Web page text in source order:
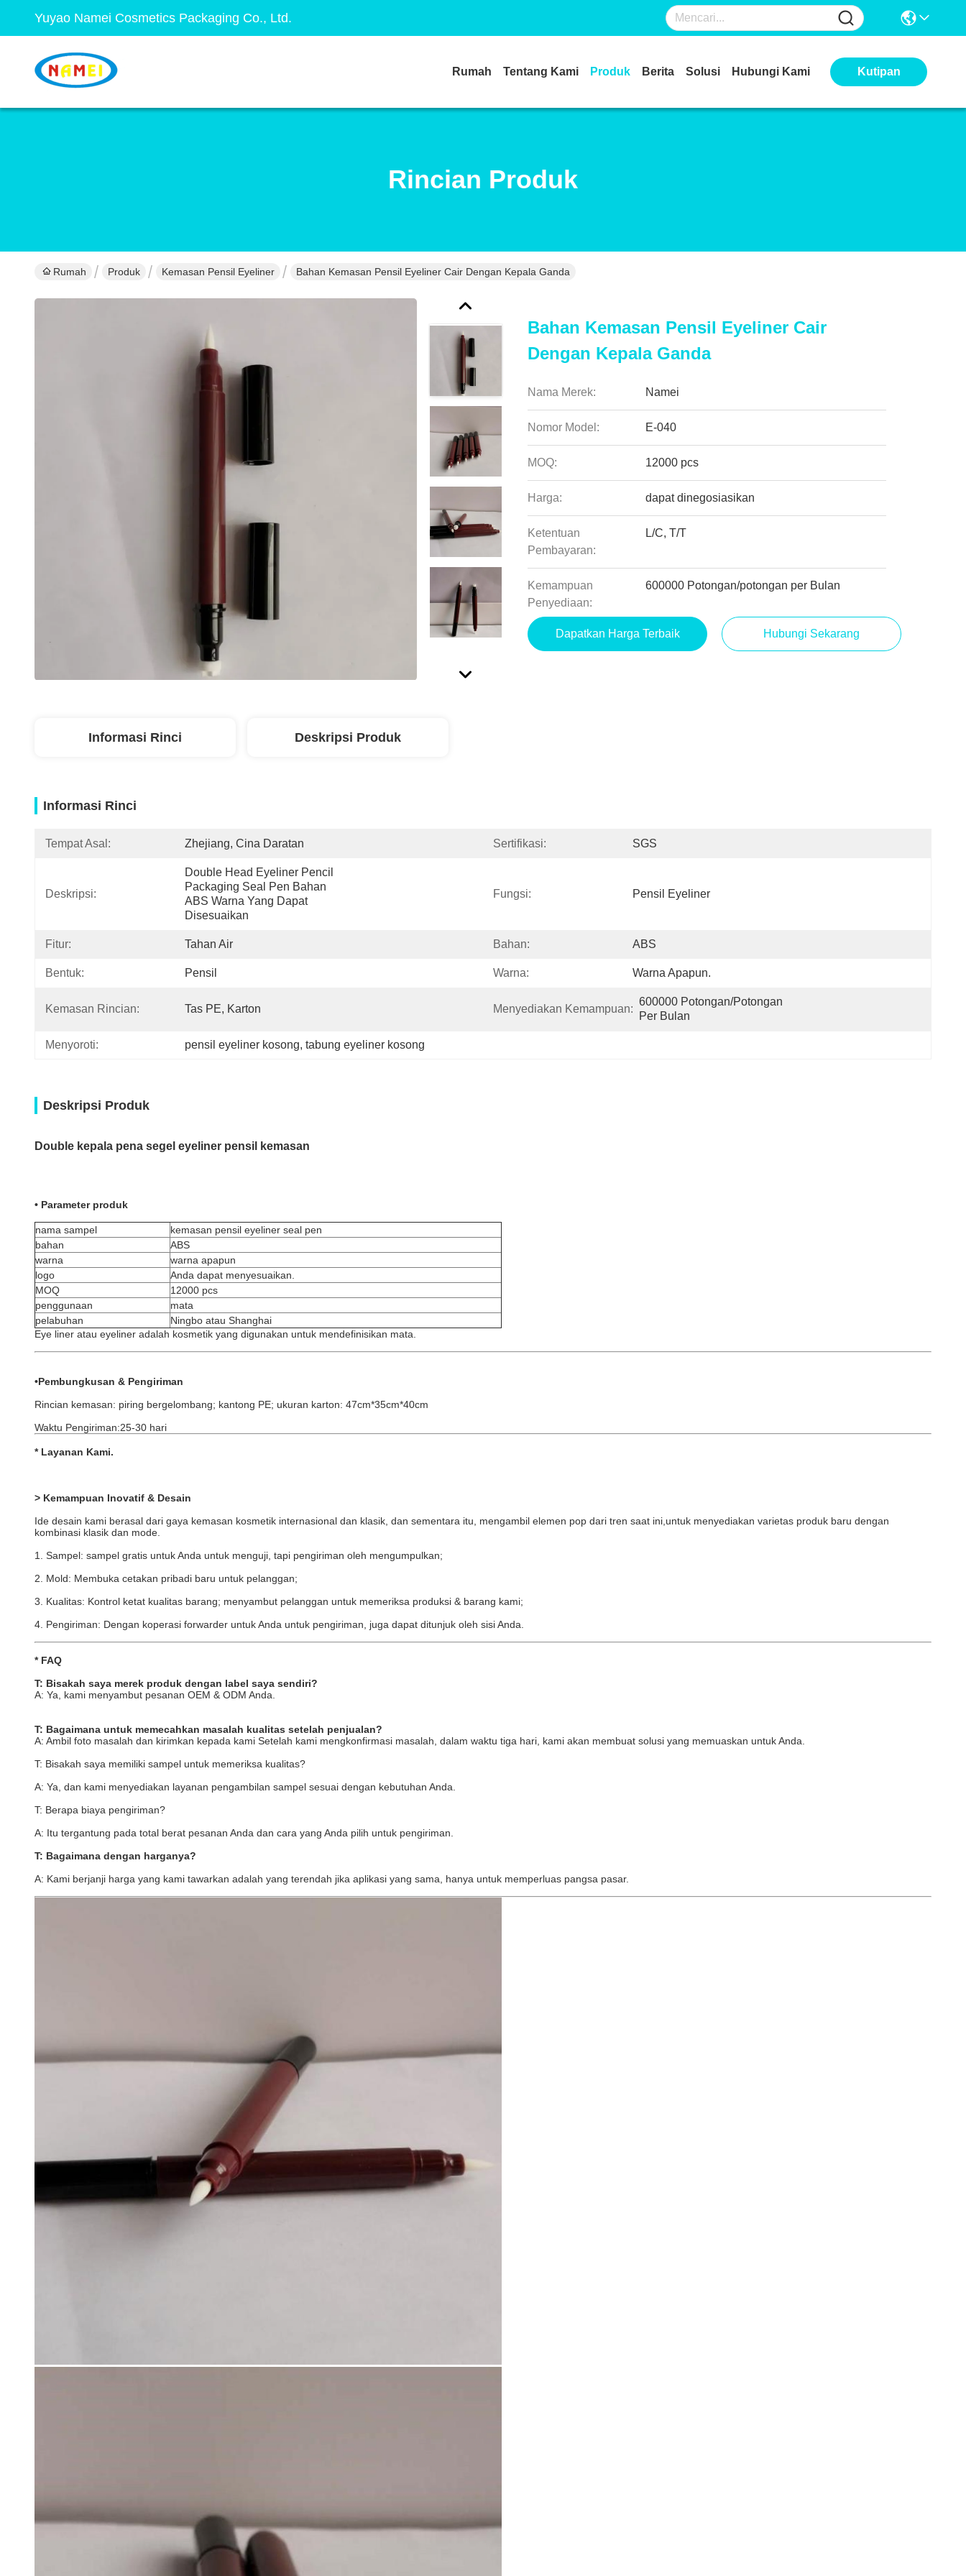
Yuyao Namei Cosmetics Packaging Co., Ltd.
Rumah Tentang Kami Produk Berita Solusi Hubungi Kami Kutipan
Rincian Produk
Rumah Produk Kemasan Pensil Eyeliner Bahan Kemasan Pensil Eyeliner Cair Dengan Kepala Ganda
Bahan Kemasan Pensil Eyeliner Cair
Dengan Kepala Ganda
Nama Merek: Namei
Nomor Model: E-040
MOQ: 12000 pcs
Harga: dapat dinegosiasikan
Ketentuan
Pembayaran:
L/C, T/T
Kemampuan
Penyediaan:
600000 Potongan/potongan per Bulan
Dapatkan Harga Terbaik Hubungi Sekarang
Informasi Rinci Deskripsi Produk
Informasi Rinci
Tempat Asal: Zhejiang, Cina Daratan Sertifikasi: SGS
Deskripsi:
Double Head Eyeliner Pencil
Packaging Seal Pen Bahan
ABS Warna Yang Dapat
Disesuaikan
Fungsi: Pensil Eyeliner
Fitur: Tahan Air Bahan: ABS
Bentuk: Pensil Warna: Warna Apapun.
Kemasan Rincian: Tas PE, Karton Menyediakan Kemampuan:
600000 Potongan/potongan
Per Bulan
Menyoroti: pensil eyeliner kosong, tabung eyeliner kosong
Deskripsi Produk
Double kepala pena segel eyeliner pensil kemasan
• Parameter produk
nama sampel
kemasan pensil eyeliner seal pen
bahan
ABS
warna
warna apapun
logo
Anda dapat menyesuaikan.
MOQ
12000 pcs
penggunaan
mata
pelabuhan
Ningbo atau Shanghai
Eye liner atau eyeliner adalah kosmetik yang digunakan untuk mendefinisikan mata.
•Pembungkusan & Pengiriman
Rincian kemasan: piring bergelombang; kantong PE; ukuran karton: 47cm*35cm*40cm
Waktu Pengiriman:25-30 hari
* Layanan Kami.
> Kemampuan Inovatif & Desain
Ide desain kami berasal dari gaya kemasan kosmetik internasional dan klasik, dan sementara itu, mengambil elemen pop dari tren saat ini,untuk menyediakan varietas produk baru dengan
kombinasi klasik dan mode.
1. Sampel: sampel gratis untuk Anda untuk menguji, tapi pengiriman oleh mengumpulkan;
2. Mold: Membuka cetakan pribadi baru untuk pelanggan;
3. Kualitas: Kontrol ketat kualitas barang; menyambut pelanggan untuk memeriksa produksi & barang kami;
4. Pengiriman: Dengan koperasi forwarder untuk Anda untuk pengiriman, juga dapat ditunjuk oleh sisi Anda.
* FAQ
T: Bisakah saya merek produk dengan label saya sendiri?
A: Ya, kami menyambut pesanan OEM & ODM Anda.
T: Bagaimana untuk memecahkan masalah kualitas setelah penjualan?
A: Ambil foto masalah dan kirimkan kepada kami Setelah kami mengkonfirmasi masalah, dalam waktu tiga hari, kami akan membuat solusi yang memuaskan untuk Anda.
T: Bisakah saya memiliki sampel untuk memeriksa kualitas?
A: Ya, dan kami menyediakan layanan pengambilan sampel sesuai dengan kebutuhan Anda.
T: Berapa biaya pengiriman?
A: Itu tergantung pada total berat pesanan Anda dan cara yang Anda pilih untuk pengiriman.
T: Bagaimana dengan harganya?
A: Kami berjanji harga yang kami tawarkan adalah yang terendah jika aplikasi yang sama, hanya untuk memperluas pangsa pasar.